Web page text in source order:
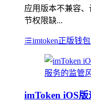
应用版本不兼容
节权限缺...
imtoken正版钱
imToken iOS